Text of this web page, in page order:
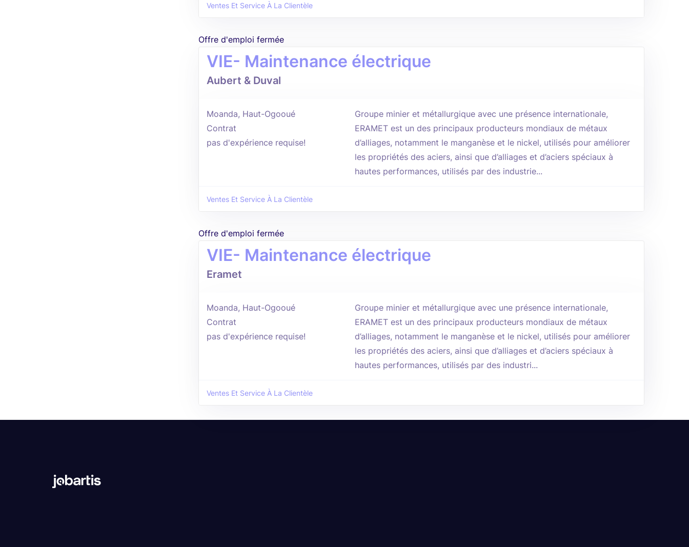
Ventes Et Service À La Clientèle
Offre d'emploi fermée
VIE- Maintenance électrique
Aubert & Duval
Moanda, Haut-Ogooué
Contrat
pas d'expérience requise!
Groupe minier et métallurgique avec une présence internationale,
ERAMET est un des principaux producteurs mondiaux de métaux
d’alliages, notamment le manganèse et le nickel, utilisés pour améliorer
les propriétés des aciers, ainsi que d’alliages et d’aciers spéciaux à
hautes performances, utilisés par des industrie...
Ventes Et Service À La Clientèle
Offre d'emploi fermée
VIE- Maintenance électrique
Eramet
Moanda, Haut-Ogooué
Contrat
pas d'expérience requise!
Groupe minier et métallurgique avec une présence internationale,
ERAMET est un des principaux producteurs mondiaux de métaux
d’alliages, notamment le manganèse et le nickel, utilisés pour améliorer
les propriétés des aciers, ainsi que d’alliages et d’aciers spéciaux à
hautes performances, utilisés par des industri...
Ventes Et Service À La Clientèle